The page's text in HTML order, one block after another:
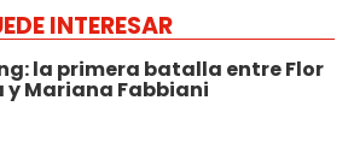
INTERESAR
la primera batalla entre Flor
y Mariana Fabbiani